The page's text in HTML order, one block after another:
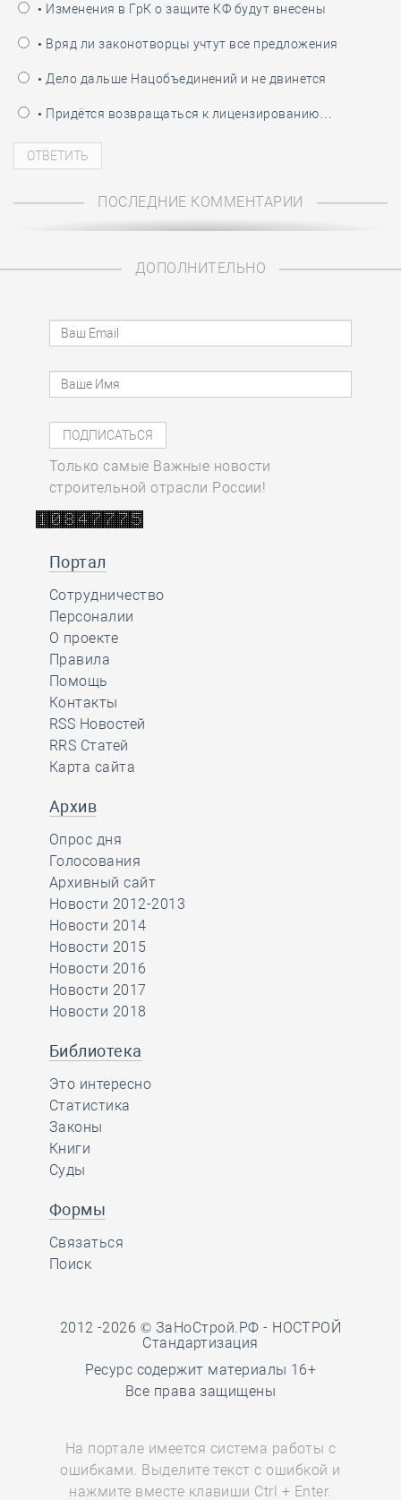
• Изменения в ГрК о защите КФ будут внесены
• Вряд ли законотворцы учтут все предложения
• Дело дальше Нацобъединений и не двинется
• Придётся возвращаться к лицензированию…
ПОСЛЕДНИЕ КОММЕНТАРИИ
ДОПОЛНИТЕЛЬНО
Только самые Важные новости
строительной отрасли России!
Портал
Сотрудничество
Персоналии
О проекте
Правила
Помощь
Контакты
RSS Новостей
RRS Статей
Карта сайта
Архив
Опрос дня
Голосования
Архивный сайт
Новости 2012-2013
Новости 2014
Новости 2015
Новости 2016
Новости 2017
Новости 2018
Библиотека
Это интересно
Статистика
Законы
Книги
Суды
Формы
Связаться
Поиск
2012 -2026 © ЗаНоСтрой.РФ - НОСТРОЙ
Стандартизация
Ресурс содержит материалы 16+
Все права защищены
На портале имеется система работы с
ошибками. Выделите текст с ошибкой и
нажмите вместе клавиши Ctrl + Enter.